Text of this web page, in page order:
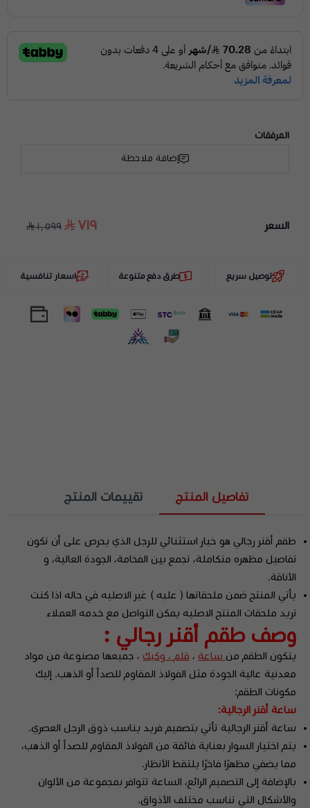
المرفقات
إضافة ملاحظة
السعر ٧١٩ ١٬٥٩٩
توصيل سريع طرق دفع متنوعة اسعار تنافسية
تفاصيل المنتج تقييمات المنتج
طقم أقنر رجالي هو خيار استثنائي للرجل الذي يحرص على أن تكون
تفاصيل مظهره متكاملة، تجمع بين الفخامة، الجودة العالية، و
الأناقة.
يأتي المنتج ضمن ملحقاتها ( علبه ) غير الاصليه في حاله اذا كنت
تريد ملحقات المنتج الاصليه يمكن التواصل مع خدمه العملاء
وصف طقم أقنر رجالي :
يتكون الطقم من ساعة ، قلم ، وكبك ، جميعها مصنوعة من مواد
معدنية عالية الجودة مثل الفولاذ المقاوم للصدأ أو الذهب. إليك
مكونات الطقم:
ساعة أقنر الرجالية:
ساعة أقنر الرجالية تأتي بتصميم فريد يناسب ذوق الرجل العصري.
يتم اختيار السوار بعناية فائقة من الفولاذ المقاوم للصدأ أو الذهب،
مما يضفي مظهرًا فاخرًا يلتقط الأنظار.
بالإضافة إلى التصميم الرائع، الساعة تتوافر بمجموعة من الألوان
والأشكال التي تناسب مختلف الأذواق.